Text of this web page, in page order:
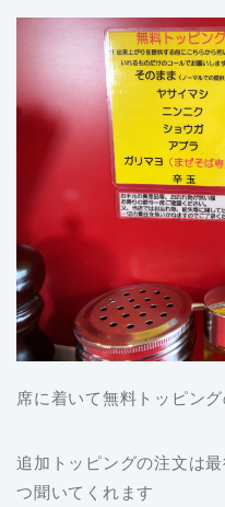
席に着いて無料トッピン
追加トッピングの注文は
つ聞いてくれます